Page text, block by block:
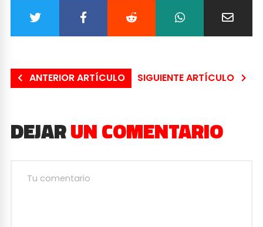
ANTERIOR ARTÍCULO SIGUIENTE ARTÍCULO
DEJARUN COMENTARIO